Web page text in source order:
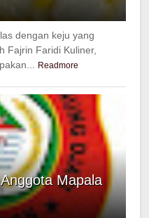
dengan keju yang
Fajrin Faridi Kuliner,
Readmore
Mapala